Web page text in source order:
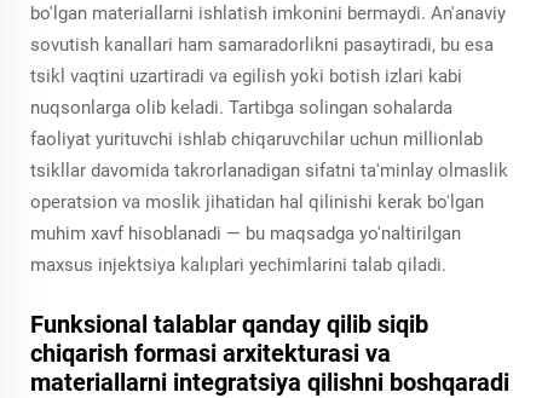
bo'lgan materiallarni ishlatish imkonini bermaydi. An'anaviy
sovutish kanallari ham samaradorlikni pasaytiradi, bu esa
tsikl vaqtini uzartiradi va egilish yoki botish izlari kabi
nuqsonlarga olib keladi. Tartibga solingan sohalarda
faoliyat yurituvchi ishlab chiqaruvchilar uchun millionlab
tsikllar davomida takrorlanadigan sifatni ta'minlay olmaslik
operatsion va moslik jihatidan hal qilinishi kerak bo'lgan
muhim xavf hisoblanadi — bu maqsadga yo'naltirilgan
maxsus injektsiya kalıplari yechimlarini talab qiladi.
Funksional talablar qanday qilib siqib
chiqarish formasi arxitekturasi va
materiallarni integratsiya qilishni boshqaradi